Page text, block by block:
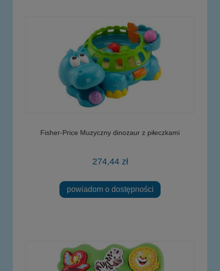
Fisher-Price Muzyczny dinozaur z piłeczkami
274,44 zł
powiadom o dostępności